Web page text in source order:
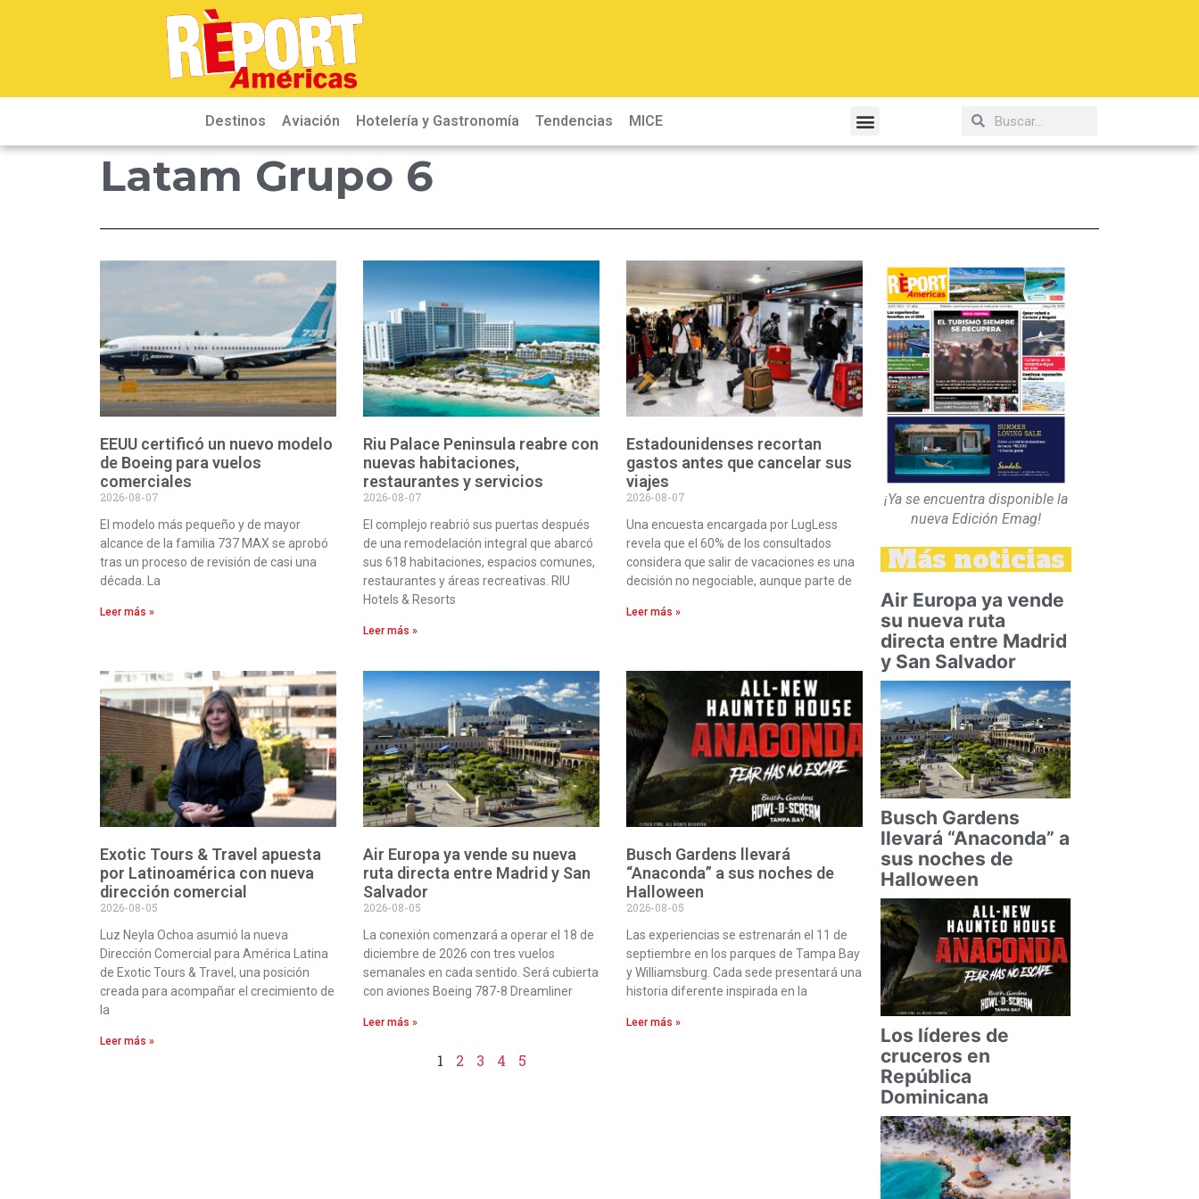
Destinos Aviación Hotelería y Gastronomía Tendencias MICE
Latam Grupo 6
EEUU certificó un nuevo modelo
de Boeing para vuelos
comerciales
2026-08-07
El modelo más pequeño y de mayor
alcance de la familia 737 MAX se aprobó
tras un proceso de revisión de casi una
década. La
Leer más »
Riu Palace Peninsula reabre con
nuevas habitaciones,
restaurantes y servicios
2026-08-07
El complejo reabrió sus puertas después
de una remodelación integral que abarcó
sus 618 habitaciones, espacios comunes,
restaurantes y áreas recreativas. RIU
Hotels & Resorts
Leer más »
Estadounidenses recortan
gastos antes que cancelar sus
viajes
2026-08-07
Una encuesta encargada por LugLess
revela que el 60% de los consultados
considera que salir de vacaciones es una
decisión no negociable, aunque parte de
Leer más »
Exotic Tours & Travel apuesta
por Latinoamérica con nueva
dirección comercial
2026-08-05
Luz Neyla Ochoa asumió la nueva
Dirección Comercial para América Latina
de Exotic Tours & Travel, una posición
creada para acompañar el crecimiento de
la
Leer más »
Air Europa ya vende su nueva
ruta directa entre Madrid y San
Salvador
2026-08-05
La conexión comenzará a operar el 18 de
diciembre de 2026 con tres vuelos
semanales en cada sentido. Será cubierta
con aviones Boeing 787-8 Dreamliner
Leer más »
Busch Gardens llevará
“Anaconda” a sus noches de
Halloween
2026-08-05
Las experiencias se estrenarán el 11 de
septiembre en los parques de Tampa Bay
y Williamsburg. Cada sede presentará una
historia diferente inspirada en la
Leer más »
1 2 3 4 5
¡Ya se encuentra disponible la
nueva Edición Emag!
Más noticias
Air Europa ya vende
su nueva ruta
directa entre Madrid
y San Salvador
Busch Gardens
llevará “Anaconda” a
sus noches de
Halloween
Los líderes de
cruceros en
República
Dominicana